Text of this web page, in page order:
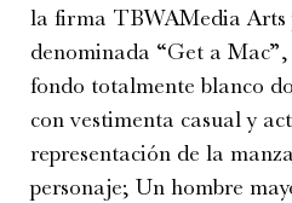
la firma TBWAMedia Arts
denominada “Get a
fondo totalmente blanco
con vestimenta casual y
representación de la
personaje; Un hombre